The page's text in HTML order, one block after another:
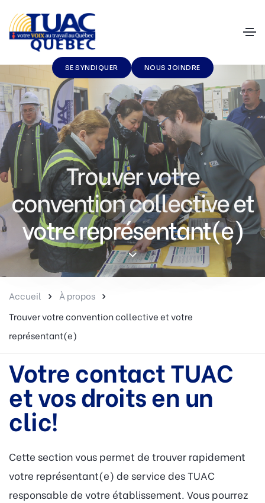
SE SYNDIQUER NOUS JOINDRE
Trouver votre
convention collective et
votre représentant(e)
Accueil
À propos
Trouver votre convention collective et votre
représentant(e)
Votre contact TUAC
et vos droits en un
clic!
Cette section vous permet de trouver rapidement
votre représentant(e) de service des TUAC
responsable de votre établissement. Vous pourrez